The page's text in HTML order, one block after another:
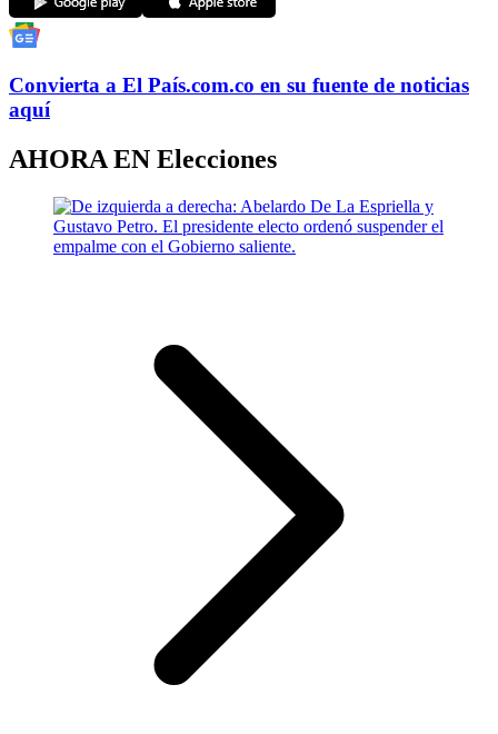
Convierta a El País.com.co en su fuente de noticias
aquí
AHORA EN Elecciones